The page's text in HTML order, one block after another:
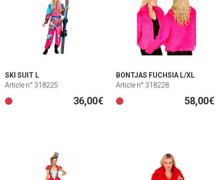
SKI SUIT L
Article n° 318225
36,00€
BONTJAS FUCHSIA L/XL
Article n° 318228
58,00€